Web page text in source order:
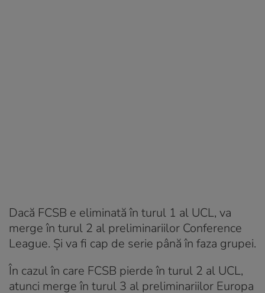
Dacă FCSB e eliminată în turul 1 al UCL, va
merge în turul 2 al preliminariilor Conference
League. Și va fi cap de serie până în faza grupei.
În cazul în care FCSB pierde în turul 2 al UCL,
atunci merge în turul 3 al preliminariilor Europa